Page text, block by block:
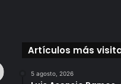
Artículos más
5 agosto, 2026